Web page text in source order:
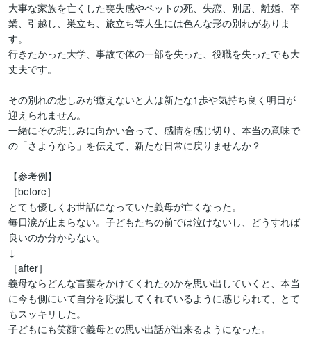
大事な家族を亡くした喪失感やペットの死、失恋、別居、離婚、卒
業、引越し、巣立ち、旅立ち等人生には色んな形の別れがありま
す。
行きたかった大学、事故で体の一部を失った、役職を失ったでも大
丈夫です。
その別れの悲しみが癒えないと人は新たな1歩や気持ち良く明日が
迎えられません。
一緒にその悲しみに向かい合って、感情を感じ切り、本当の意味で
の「さようなら」を伝えて、新たな日常に戻りませんか？
【参考例】
［before］
とても優しくお世話になっていた義母が亡くなった。
毎日涙が止まらない。子どもたちの前では泣けないし、どうすれば
良いのか分からない。
↓
［after］
義母ならどんな言葉をかけてくれたのかを思い出していくと、本当
に今も側にいて自分を応援してくれているように感じられて、とて
もスッキリした。
子どもにも笑顔で義母との思い出話が出来るようになった。